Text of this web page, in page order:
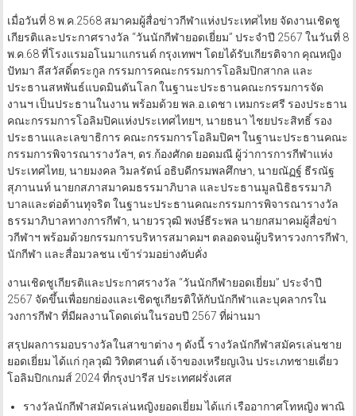
เมื่อวันที่ 8 พ.ค.2568 สมาคมผู้สื่อข่าวกีฬาแห่งประเทศไทย จัดงานเชิดชู
เกียรติและประกาศรางวัล “วันนักกีฬายอดเยี่ยม” ประจำปี 2567 ในวันที่ 8
พ.ค.68 ที่โรงแรมอโนมาแกรนด์ กรุงเทพฯ โดยได้รับเกียรติจาก คุณหญิง
ปัทมา ลีสวัสดิ์ตระกูล กรรมการคณะกรรมการโอลิมปิกสากล และ
ประธานสหพันธ์แบดมินตันโลก ในฐานะประธานคณะกรรมการจัด
งานฯ เป็นประธานในงาน พร้อมด้วย พล.อ.เดชา เหมกระศรี รองประธาน
คณะกรรมการโอลิมปิคแห่งประเทศไทยฯ, นายธนา ไชยประสิทธิ์ รอง
ประธานและเลขาธิการ คณะกรรมการโอลิมปิคฯ ในฐานะประธานคณะ
กรรมการพิจารณารางวัลฯ, ดร.ก้องศักด ยอดมณี ผู้ว่าการการกีฬาแห่ง
ประเทศไทย, นายมงคล วิมลรัตน์ อธิบดีกรมพลศึกษา, นายณัฏฐ์ ธีรณัฐ
สุภานนท์ นายกสภาสมาคมธรรมาภิบาล และประธานมูลนิธิธรรมาภิ
บาลและต่อต้านทุจริต ในฐานะประธานคณะกรรมการพิจารณารางวัล
ธรรมาภิบาลทางการกีฬา, นายวรวุฒิ พงษ์ธีระพล นายกสมาคมผู้สื่อข่า
วกีฬาฯ พร้อมด้วยกรรมการบริหารสมาคมฯ ตลอดจนผู้บริหารวงการกีฬา,
นักกีฬา และสื่อมวลชน เข้าร่วมอย่างคับคั่ง
งานเชิดชูเกียรติและประกาศรางวัล “วันนักกีฬายอดเยี่ยม” ประจำปี
2567 จัดขึ้นเพื่อยกย่องและเชิดชูเกียรติให้กับนักกีฬาและบุคลากรใน
วงการกีฬา ที่มีผลงานโดดเด่นในรอบปี 2567 ที่ผ่านมา
สรุปผลการมอบรางวัลในสาขาต่าง ๆ ดังนี้ รางวัลนักกีฬาสมัครเล่นชาย
ยอดเยี่ยม ได้แก่ กุลวุฒิ วิทิตศานต์ เจ้าของเหรียญเงิน ประเภทชายเดี่ยว
โอลิมปิกเกมส์ 2024 ที่กรุงปารีส ประเทศฝรั่งเศส
รางวัลนักกีฬาสมัครเล่นหญิงยอดเยี่ยม ได้แก่ เรืออากาศโทหญิง พาณิ